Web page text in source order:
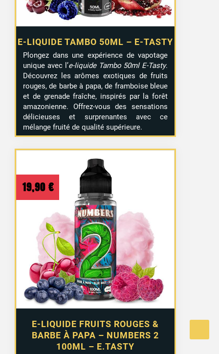
E-LIQUIDE TAMBO 50ML – E-TASTY
Plongez dans une expérience de vapotage
unique avec l’e-liquide Tambo 50ml E-Tasty.
Découvrez les arômes exotiques de fruits
rouges, de barbe à papa, de framboise bleue
et de grenade fraîche, inspirés par la forêt
amazonienne. Offrez-vous des sensations
délicieuses et surprenantes avec ce
mélange fruité de qualité supérieure.
E-LIQUIDE FRUITS ROUGES &
BARBE À PAPA – NUMBERS 2
100ML – E.TASTY
19,90 €